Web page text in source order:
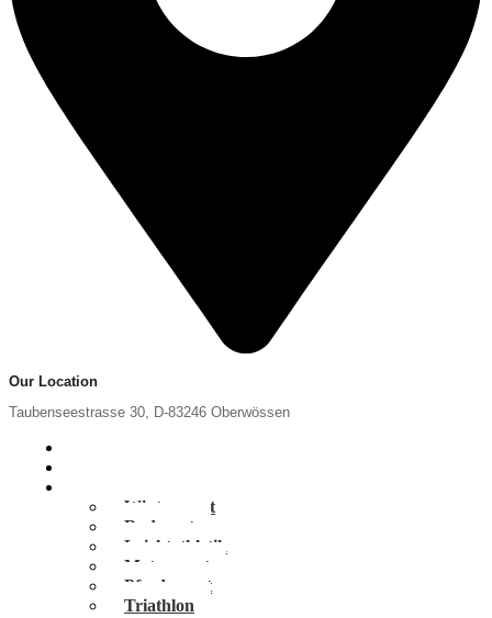
Our Location
Taubenseestrasse 30, D-83246 Oberwössen
Wintersport
Radsport
Leichtathletik
Motorsport
Pferdesport
Triathlon